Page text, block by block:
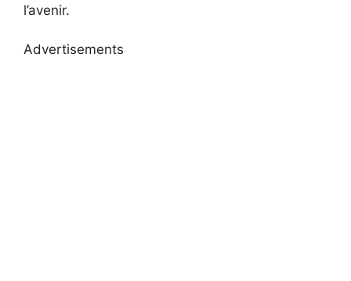
l’avenir.
Advertisements